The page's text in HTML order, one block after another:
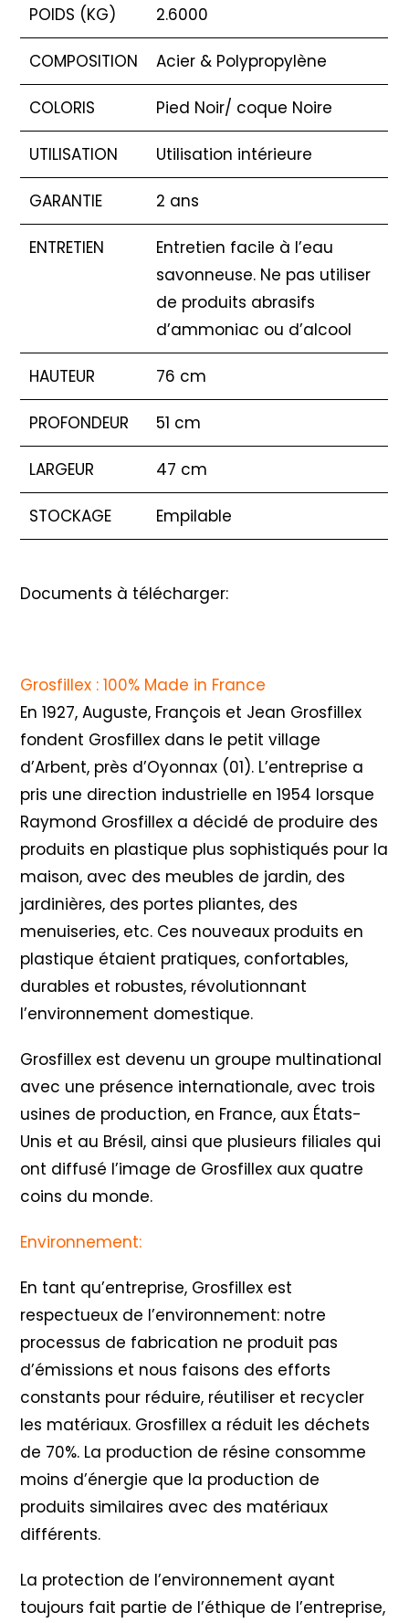
POIDS (KG) 2.6000
COMPOSITION Acier & Polypropylène
COLORIS Pied Noir/ coque Noire
UTILISATION Utilisation intérieure
GARANTIE 2 ans
ENTRETIEN
Entretien facile à l’eau
savonneuse. Ne pas utiliser
de produits abrasifs
d’ammoniac ou d’alcool
HAUTEUR 76 cm
PROFONDEUR 51 cm
LARGEUR 47 cm
STOCKAGE Empilable
Documents à télécharger:
Grosfillex : 100% Made in France
En 1927, Auguste, François et Jean Grosfillex
fondent Grosfillex dans le petit village
d’Arbent, près d’Oyonnax (01). L’entreprise a
pris une direction industrielle en 1954 lorsque
Raymond Grosfillex a décidé de produire des
produits en plastique plus sophistiqués pour la
maison, avec des meubles de jardin, des
jardinières, des portes pliantes, des
menuiseries, etc. Ces nouveaux produits en
plastique étaient pratiques, confortables,
durables et robustes, révolutionnant
l’environnement domestique.
Grosfillex est devenu un groupe multinational
avec une présence internationale, avec trois
usines de production, en France, aux États-
Unis et au Brésil, ainsi que plusieurs filiales qui
ont diffusé l’image de Grosfillex aux quatre
coins du monde.
Environnement:
En tant qu’entreprise, Grosfillex est
respectueux de l’environnement: notre
processus de fabrication ne produit pas
d’émissions et nous faisons des efforts
constants pour réduire, réutiliser et recycler
les matériaux. Grosfillex a réduit les déchets
de 70%. La production de résine consomme
moins d’énergie que la production de
produits similaires avec des matériaux
différents.
La protection de l’environnement ayant
toujours fait partie de l’éthique de l’entreprise,